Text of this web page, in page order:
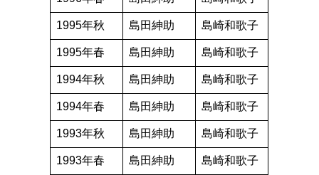
1995年秋 島田紳助 島崎和歌子
1995年春 島田紳助 島崎和歌子
1994年秋 島田紳助 島崎和歌子
1994年春 島田紳助 島崎和歌子
1993年秋 島田紳助 島崎和歌子
1993年春 島田紳助 島崎和歌子